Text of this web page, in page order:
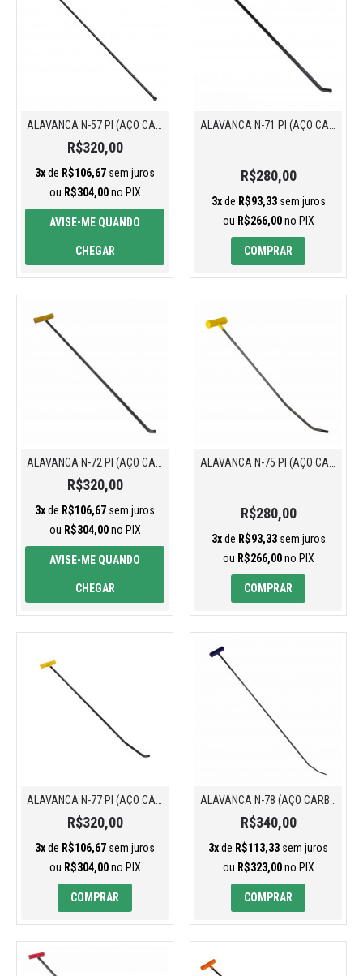
R$320,00
3xde R$106,67 sem juros
ou R$304,00no PIX
AVISE-ME QUANDO
CHEGAR
R$280,00
3xde R$93,33sem juros
ou R$266,00no PIX
COMPRAR
R$320,00
3xde R$106,67 sem juros
ou R$304,00no PIX
AVISE-ME QUANDO
CHEGAR
R$280,00
3xde R$93,33sem juros
ou R$266,00no PIX
COMPRAR
R$320,00
3xde R$106,67 sem juros
ou R$304,00no PIX
COMPRAR
R$340,00
3xde R$113,33 sem juros
ou R$323,00no PIX
COMPRAR